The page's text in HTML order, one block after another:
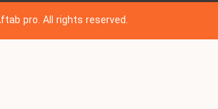
Aftab pro. All rights reserved.